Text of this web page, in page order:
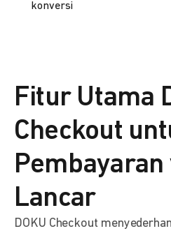
konversi
Fitur Utama
Checkout
Pembayaran
Lancar
DOKU Checkout